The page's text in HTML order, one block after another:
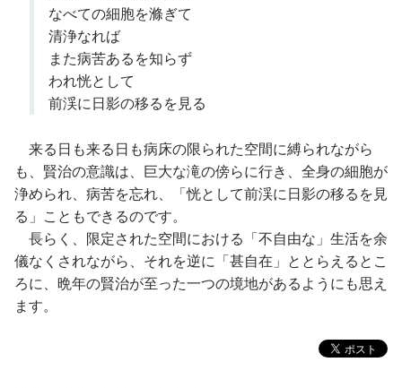
なべての細胞を滌ぎて
清浄なれば
また病苦あるを知らず
われ恍として
前渓に日影の移るを見る
来る日も来る日も病床の限られた空間に縛られながら
も、賢治の意識は、巨大な滝の傍らに行き、全身の細胞が
浄められ、病苦を忘れ、「恍として前渓に日影の移るを見
る」こともできるのです。
長らく、限定された空間における「不自由な」生活を余
儀なくされながら、それを逆に「甚自在」ととらえるとこ
ろに、晩年の賢治が至った一つの境地があるようにも思え
ます。